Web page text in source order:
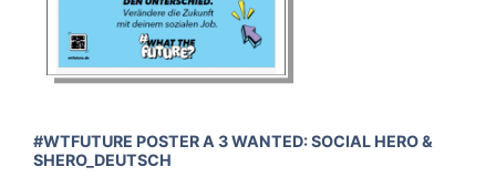
BROSCHÜRE:
#WTFUTURE POSTER A 3 WANTED: SOCIAL HERO &
SHERO_DEUTSCH